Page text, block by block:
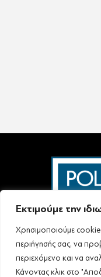
Εκτιμούμε την
Χρησιμοποιούμε
περιήγησής σας, να
περιεχόμενο και να
Κάνοντας κλικ στο
Ταυτότητα – Επικοινωνία
Πολιτική Απορρήτου &
Δήλωση συμμόρφωσης